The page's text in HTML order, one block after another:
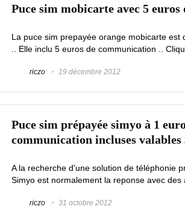
Puce sim mobicarte avec 5
La puce sim prepayée orange mobicarte
.. Elle inclu 5 euros de communication ..
riczo 19 décembre 2012
Puce sim prépayée simyo à 1
communication incluses valables
A la recherche d'une solution de téléphonie
Simyo est normalement la reponse avec des
riczo 31 octobre 2012